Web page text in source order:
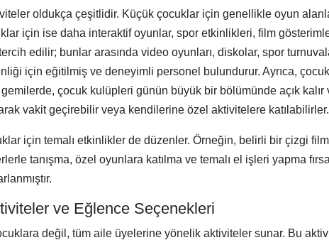
oldukça çeşitlidir. Küçük çocuklar için genellikle oyun
için ise daha interaktif oyunlar, spor etkinlikleri, film
edilir; bunlar arasında video oyunları, diskolar, spor
için eğitilmiş ve deneyimli personel bulundurur. Ayrıca,
çocuk kulüpleri günün büyük bir bölümünde açık
vakit geçirebilir veya kendilerine özel aktivitelere katılabilirler.
için temalı etkinlikler de düzenler. Örneğin, belirli bir çizgi
tanışma, özel oyunlara katılma ve temalı el işleri yapma
ve Eğlence Seçenekleri
değil, tüm aile üyelerine yönelik aktiviteler sunar. Bu